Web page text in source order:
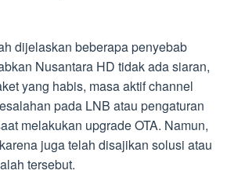
dijelaskan beberapa penyebab
Nusantara HD tidak ada siaran,
yang habis, masa aktif channel
pada LNB atau pengaturan
melakukan upgrade OTA. Namun,
juga telah disajikan solusi atau
tersebut.